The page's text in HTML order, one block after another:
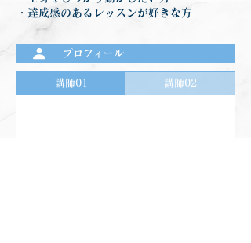
・達成感のあるレッスンが好きな方
プロフィール
講師01 講師02